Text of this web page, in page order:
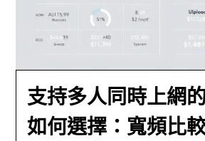
支持多人同時上網
如何選擇：寬頻比